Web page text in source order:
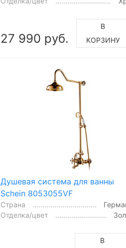
27 990 руб.
В
КОРЗИНУ
Душевая система для ванны
Schein 8053055VF
Страна
Отделка/цвет
В